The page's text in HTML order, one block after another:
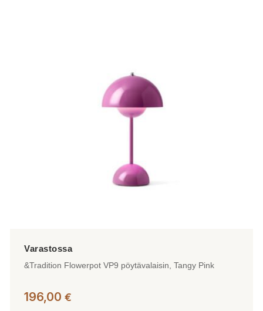
&Tradition Flowerpot VP9 pöytävalaisin, Tangy Pink
196,00 €